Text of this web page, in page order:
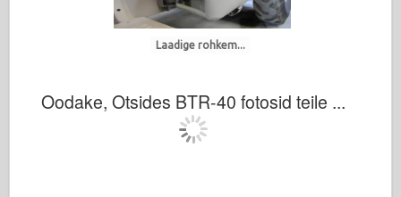
Tamiya
Laadige rohkem...
Oodake, Otsides BTR-40 fotosid teile ...